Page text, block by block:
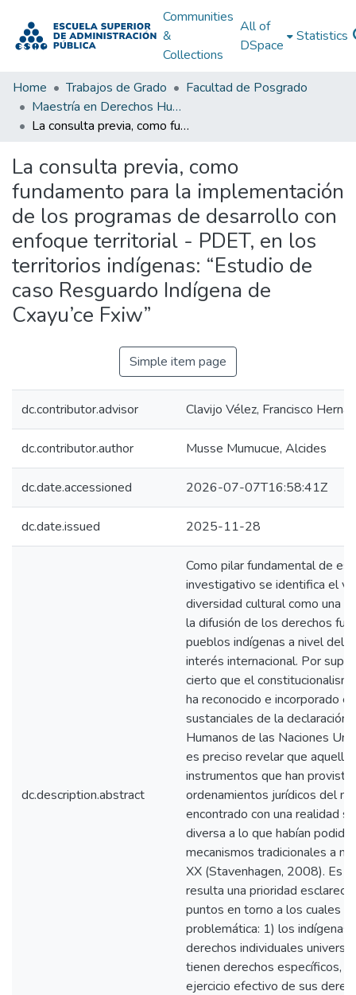
Communities
&
Collections
All of
DSpace
Statistics
Home Trabajos de Grado
Facultad de Posgrado
Maestría en Derechos Humanos, Gestión de la Transición y Posconflicto
La consulta previa, como fundamento para la implementación de los programas de desarrollo con enfoque territorial - PDET, en los territorios indígenas: “Estudio de caso Resguardo Indígena de Cxayu’ce Fxiw”
La consulta previa, como
fundamento para la implementación
de los programas de desarrollo con
enfoque territorial - PDET, en los
territorios indígenas: “Estudio de
caso Resguardo Indígena de
Cxayu’ce Fxiw”
Simple item page
dc.contributor.advisor Clavijo Vélez, Francisco
dc.contributor.author Musse Mumucue, Alcides
dc.date.accessioned 2026-07-07T16:58:41Z
dc.date.issued 2025-11-28
dc.description.abstract
Como pilar fundamental de
investigativo se identifica el
diversidad cultural como una
la difusión de los derechos
pueblos indígenas a nivel del
interés internacional. Por
cierto que el
ha reconocido e incorporado
sustanciales de la declaración
Humanos de las Naciones
es preciso revelar que
instrumentos que han
ordenamientos jurídicos del
encontrado con una realidad
diversa a lo que habían
mecanismos tradicionales a
XX (Stavenhagen, 2008). Es
resulta una prioridad
puntos en torno a los cuales
problemática: 1) los
derechos individuales
tienen derechos específicos,
ejercicio efectivo de sus